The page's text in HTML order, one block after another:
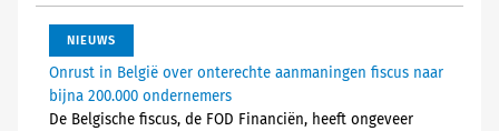
NIEUWS
Onrust in België over onterechte aanmaningen fiscus naar
bijna 200.000 ondernemers
De Belgische fiscus, de FOD Financiën, heeft ongeveer